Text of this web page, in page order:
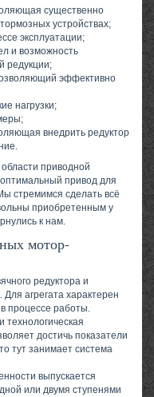
существенно
устройствах;
эксплуатации;
и возможность
редукции;
эффективно
нагрузки;
внедрить редуктор
приводной
привод для
стремимся сделать всё
приобретенным у
к нам.
мотор-
редуктора и
Для агрегата характерен
процессе работы.
достичь показатели
тут занимает система
выпускается
или двумя ступенями